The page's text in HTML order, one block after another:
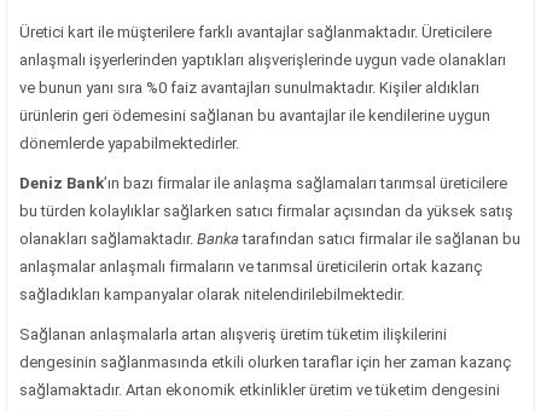
Üretici kart ile müşterilere farklı avantajlar sağlanmaktadır. Üreticilere
anlaşmalı işyerlerinden yaptıkları alışverişlerinde uygun vade olanakları
ve bunun yanı sıra %0 faiz avantajları sunulmaktadır. Kişiler aldıkları
ürünlerin geri ödemesini sağlanan bu avantajlar ile kendilerine uygun
dönemlerde yapabilmektedirler.
Deniz Bank’ın bazı firmalar ile anlaşma sağlamaları tarımsal üreticilere
bu türden kolaylıklar sağlarken satıcı firmalar açısından da yüksek satış
olanakları sağlamaktadır. Banka tarafından satıcı firmalar ile sağlanan bu
anlaşmalar anlaşmalı firmaların ve tarımsal üreticilerin ortak kazanç
sağladıkları kampanyalar olarak nitelendirilebilmektedir.
Sağlanan anlaşmalarla artan alışveriş üretim tüketim ilişkilerini
dengesinin sağlanmasında etkili olurken taraflar için her zaman kazanç
sağlamaktadır. Artan ekonomik etkinlikler üretim ve tüketim dengesini